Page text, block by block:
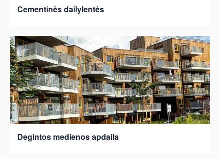
Cementinės dailylentės
Degintos medienos apdaila